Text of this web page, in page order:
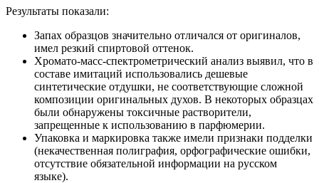
Результаты показали:
Запах образцов значительно отличался от оригиналов,
имел резкий спиртовой оттенок.
Хромато-масс-спектрометрический анализ выявил, что в
составе имитаций использовались дешевые
синтетические отдушки, не соответствующие сложной
композиции оригинальных духов. В некоторых образцах
были обнаружены токсичные растворители,
запрещенные к использованию в парфюмерии.
Упаковка и маркировка также имели признаки подделки
(некачественная полиграфия, орфографические ошибки,
отсутствие обязательной информации на русском
языке).